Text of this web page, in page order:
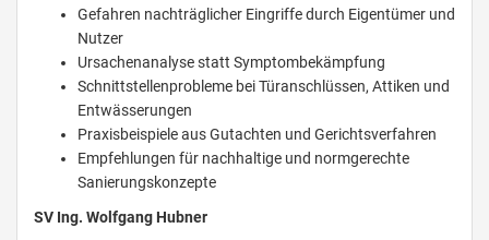
Gefahren nachträglicher Eingriffe durch Eigentümer und
Nutzer
Ursachenanalyse statt Symptombekämpfung
Schnittstellenprobleme bei Türanschlüssen, Attiken und
Entwässerungen
Praxisbeispiele aus Gutachten und Gerichtsverfahren
Empfehlungen für nachhaltige und normgerechte
Sanierungskonzepte
SV Ing. Wolfgang Hubner